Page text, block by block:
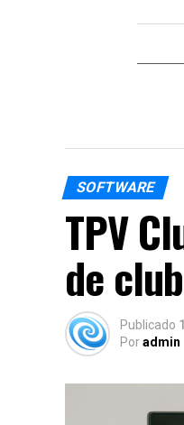
SOFTWARE
TPV
de
Publicado
Poradmin